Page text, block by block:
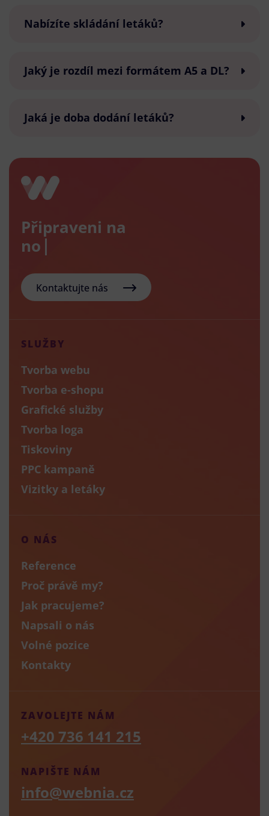
Nabízíte skládání letáků?
Jaký je rozdíl mezi formátem A5 a DL?
Jaká je doba dodání letáků?
Připraveni na
nový e-s
Kontaktujte nás
SLUŽBY
Tvorba webu
Tvorba e-shopu
Grafické služby
Tvorba loga
Tiskoviny
PPC kampaně
Vizitky a letáky
O NÁS
Reference
Proč právě my?
Jak pracujeme?
Napsali o nás
Volné pozice
Kontakty
NAPIŠTE NÁM
info@webnia.cz
ZAVOLEJTE NÁM
+420 736 141 215